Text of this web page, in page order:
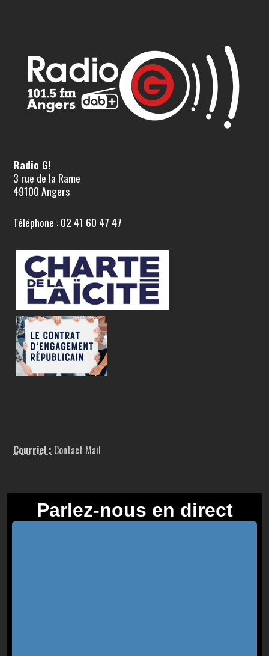
Radio G!
3 rue de la Rame
49100 Angers
Téléphone : 02 41 60 47 47
Courriel : Contact Mail